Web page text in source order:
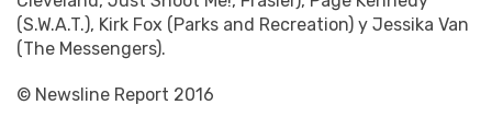
(S.W.A.T.), Kirk Fox (Parks and Recreation) y Jessika Van
(The Messengers).
© Newsline Report 2016